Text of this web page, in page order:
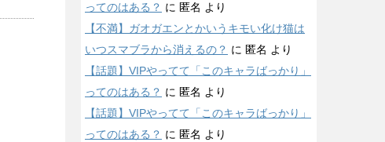
ってのはある？ に 匿名 より
【不満】ガオガエンとかいうキモい化け猫は
いつスマブラから消えるの？ に 匿名 より
【話題】VIPやってて「このキャラばっかり」
ってのはある？ に 匿名 より
【話題】VIPやってて「このキャラばっかり」
ってのはある？ に 匿名 より